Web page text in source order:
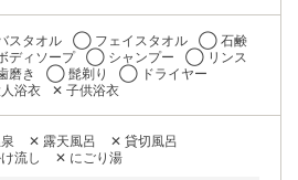
タオル ◯ フェイスタオル
◯ 石鹸
ィソープ
◯ シャンプー
◯ リンス
き
◯ 髭剃り
◯ ドライヤー
浴衣
✕ 子供浴衣
✕ 露天風呂
✕ 貸切風呂
流し
✕ にごり湯